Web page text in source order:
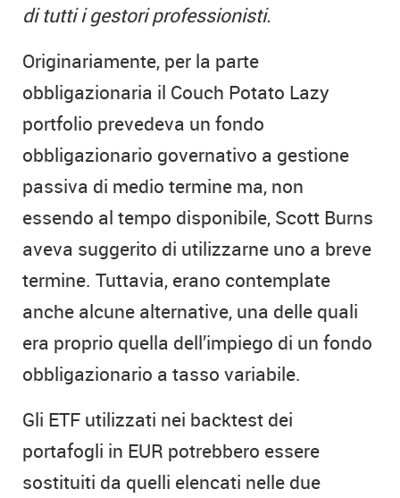
di tutti i gestori professionisti.
Originariamente, per la parte
obbligazionaria il Couch Potato Lazy
portfolio prevedeva un fondo
obbligazionario governativo a gestione
passiva di medio termine ma, non
essendo al tempo disponibile, Scott Burns
aveva suggerito di utilizzarne uno a breve
termine. Tuttavia, erano contemplate
anche alcune alternative, una delle quali
era proprio quella dell’impiego di un fondo
obbligazionario a tasso variabile.
Gli ETF utilizzati nei backtest dei
portafogli in EUR potrebbero essere
sostituiti da quelli elencati nelle due